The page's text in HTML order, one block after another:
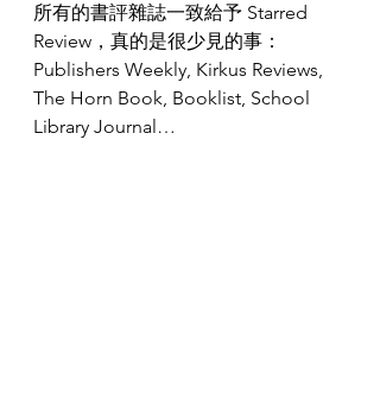
所有的書評雜誌一致給予 Starred
Review，真的是很少見的事：
Publishers Weekly, Kirkus Reviews,
The Horn Book, Booklist, School
Library Journal…